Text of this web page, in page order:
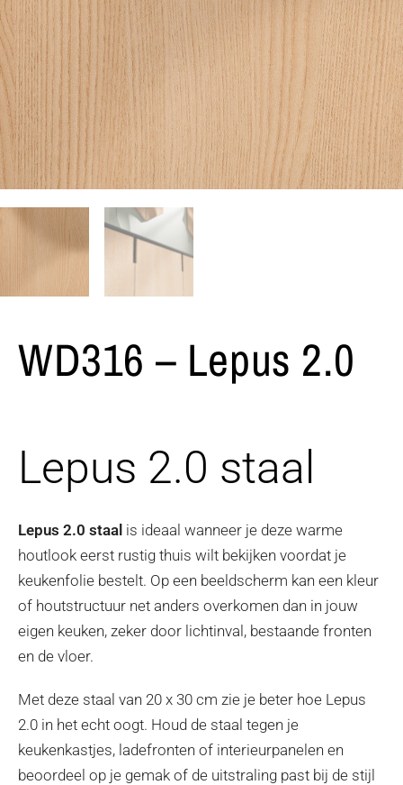
WD316 – Lepus 2.0
Lepus 2.0 staal
Lepus 2.0 staal is ideaal wanneer je deze warme
houtlook eerst rustig thuis wilt bekijken voordat je
keukenfolie bestelt. Op een beeldscherm kan een kleur
of houtstructuur net anders overkomen dan in jouw
eigen keuken, zeker door lichtinval, bestaande fronten
en de vloer.
Met deze staal van 20 x 30 cm zie je beter hoe Lepus
2.0 in het echt oogt. Houd de staal tegen je
keukenkastjes, ladefronten of interieurpanelen en
beoordeel op je gemak of de uitstraling past bij de stijl